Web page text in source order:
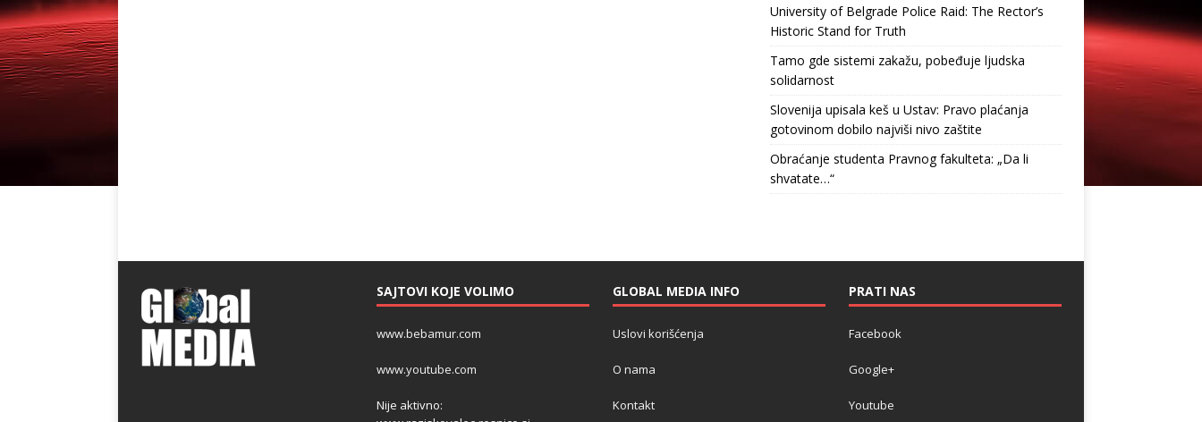
University of Belgrade Police Raid: The Rector’s
Historic Stand for Truth
Tamo gde sistemi zakažu, pobeđuje ljudska
solidarnost
Slovenija upisala keš u Ustav: Pravo plaćanja
gotovinom dobilo najviši nivo zaštite
Obraćanje studenta Pravnog fakulteta: „Da li
shvatate…“
SAJTOVI KOJE VOLIMO
www.bebamur.com
www.youtube.com
Nije aktivno:
GLOBAL MEDIA INFO
Uslovi korišćenja
O nama
Kontakt
PRATI NAS
Facebook
Google+
Youtube